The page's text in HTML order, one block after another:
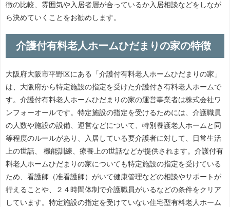
徴の比較、雰囲気や入居者層が合っているか入居相談などをしなが
ら決めていくことをお勧めします。
介護付有料老人ホームひだまりの家の特徴
大阪府大阪市平野区にある「介護付有料老人ホームひだまりの家」
は、大阪府から特定施設の指定を受けた介護付き有料老人ホームで
す。介護付有料老人ホームひだまりの家の運営事業者は株式会社ワ
ンフォーオールです。特定施設の指定を受けるためには、介護職員
の人数や施設の設備、運営などについて、特別養護老人ホームと同
等程度のルールがあり、入居している要介護者に対して、日常生活
上の世話、 機能訓練、療養上の世話などが提供されます。介護付有
料老人ホームひだまりの家についても特定施設の指定を受けている
ため、看護師（准看護師）がいて健康管理などの相談やサポートが
行えることや、２４時間体制で介護職員がいるなどの条件をクリア
しています。特定施設の指定を受けていない住宅型有料老人ホーム